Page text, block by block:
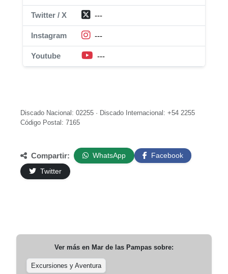
Twitter / X ---
Instagram ---
Youtube ---
Discado Nacional: 02255 · Discado Internacional: +54 2255
Código Postal: 7165
Compartir: WhatsApp
Facebook
Twitter
Ver más en Mar de las Pampas sobre:
Excursiones y Aventura